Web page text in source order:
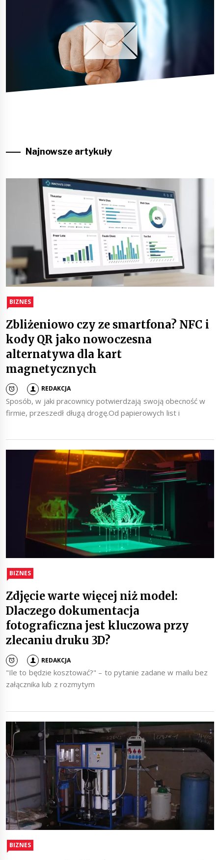
Najnowsze artykuły
BIZNES
Zbliżeniowo czy ze smartfona? NFC i
kody QR jako nowoczesna
alternatywa dla kart
magnetycznych
REDAKCJA
Sposób, w jaki pracownicy potwierdzają swoją obecność w
firmie, przeszedł długą drogę.Od papierowych list i
BIZNES
Zdjęcie warte więcej niż model:
Dlaczego dokumentacja
fotograficzna jest kluczowa przy
zlecaniu druku 3D?
REDAKCJA
"Ile to będzie kosztować?" – to pytanie zadane w mailu bez
załącznika lub z rozmytym
BIZNES